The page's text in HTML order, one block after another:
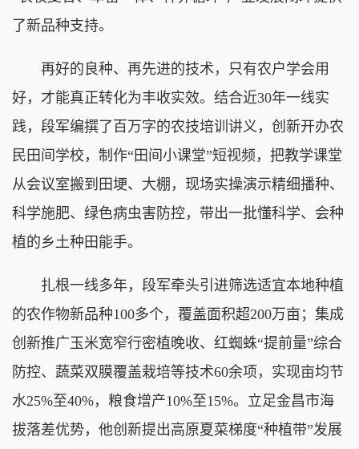
了新品种支持。
再好的良种、再先进的技术，只有农户学会用
好，才能真正转化为丰收实效。结合近30年一线实
践，段军编撰了百万字的农技培训讲义，创新开办农
民田间学校，制作“田间小课堂”短视频，把教学课堂
从会议室搬到田埂、大棚，现场实操演示精细播种、
科学施肥、绿色病虫害防控，带出一批懂科学、会种
植的乡土种田能手。
扎根一线多年，段军牵头引进筛选适宜本地种植
的农作物新品种100多个，覆盖面积超200万亩；集成
创新推广玉米宽窄行密植晚收、红蜘蛛“提前量”综合
防控、蔬菜双膜覆盖栽培等技术60余项，实现亩均节
水25%至40%，粮食增产10%至15%。立足金昌市海
拔落差优势，他创新提出高原夏菜梯度“种植带”发展